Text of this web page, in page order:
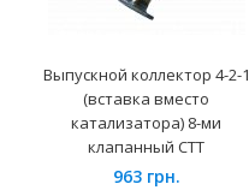
Выпускной коллектор 4-2-1
(вставка вместо
катализатора) 8-ми
клапанный СТТ
963 грн.